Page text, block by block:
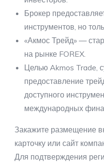
Брокер
инструментов, но
«Акмос Трейд» —
на рынке FOREX.
Целью Akmos Trade,
предоставление
доступного
международных
Закажите размещение
карточку или сайт
Для подтверждения